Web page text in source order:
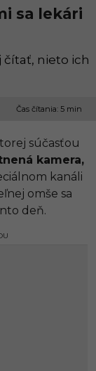
sa lekári
čítať, nieto ich
Čas čítania: 5 min
súčasťou
kamera,
kanáli
omše sa
deň.